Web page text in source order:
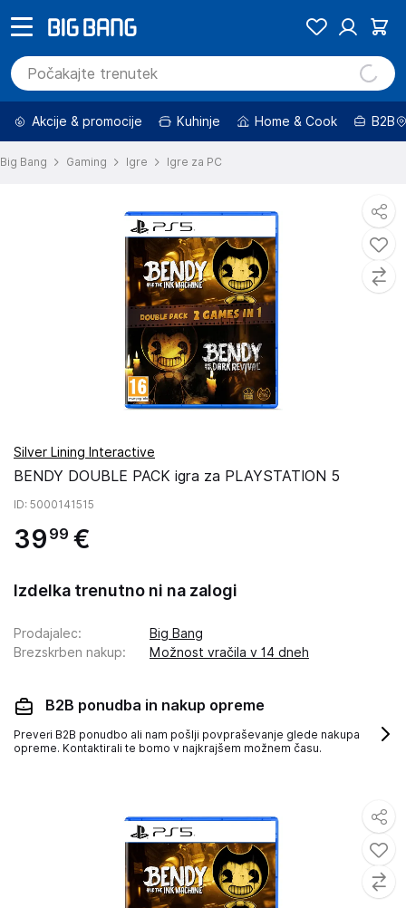
Akcije & promocije Kuhinje Home & Cook B2B
Big Bang Gaming Igre Igre za PC
Silver Lining Interactive
BENDY DOUBLE PACK igra za PLAYSTATION 5
ID: 5000141515
39 99 €
Izdelka trenutno ni na zalogi
Prodajalec:
Big Bang
Brezskrben nakup: Možnost vračila v 14 dneh
B2B ponudba in nakup opreme
Preveri B2B ponudbo ali nam pošlji povpraševanje glede nakupa
opreme. Kontaktirali te bomo v najkrajšem možnem času.